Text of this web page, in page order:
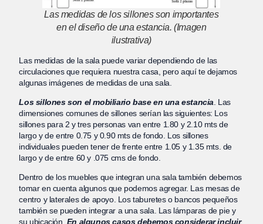
Las medidas de los sillones son importantes
en el diseño de una estancia. (Imagen
ilustrativa)
Las medidas de la sala puede variar dependiendo de las
circulaciones que requiera nuestra casa, pero aquí te dejamos
algunas imágenes de medidas de una sala.
Los sillones son el mobiliario base en una estancia . Las
dimensiones comunes de sillones serían las siguientes: Los
sillones para 2 y tres personas van entre 1.80 y 2.10 mts de
largo y de entre 0.75 y 0.90 mts de fondo. Los sillones
individuales pueden tener de frente entre 1.05 y 1.35 mts. de
largo y de entre 60 y .075 cms de fondo.
Dentro de los muebles que integran una sala también debemos
tomar en cuenta algunos que podemos agregar. Las mesas de
centro y laterales de apoyo. Los taburetes o bancos pequeños
también se pueden integrar a una sala. Las lámparas de pie y
su ubicación. En algunos casos debemos considerar incluir